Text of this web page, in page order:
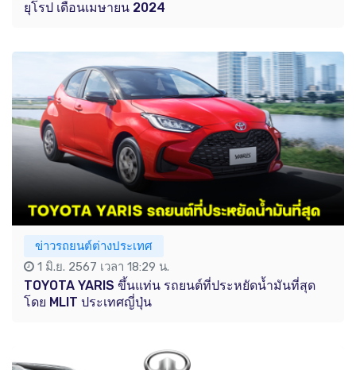
ยุโรป เดือนเมษายน 2024
ข่าวรถยนต์ต่างประเทศ
1 มิ.ย. 2567 เวลา 18:29 น.
TOYOTA YARIS ขึ้นแท่น รถยนต์ที่ประหยัดน้ำมันที่สุด
โดย MLIT ประเทศญี่ปุ่น